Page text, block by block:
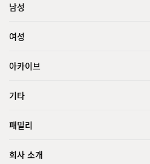
남성
여성
아카이브
기타
패밀리
회사 소개